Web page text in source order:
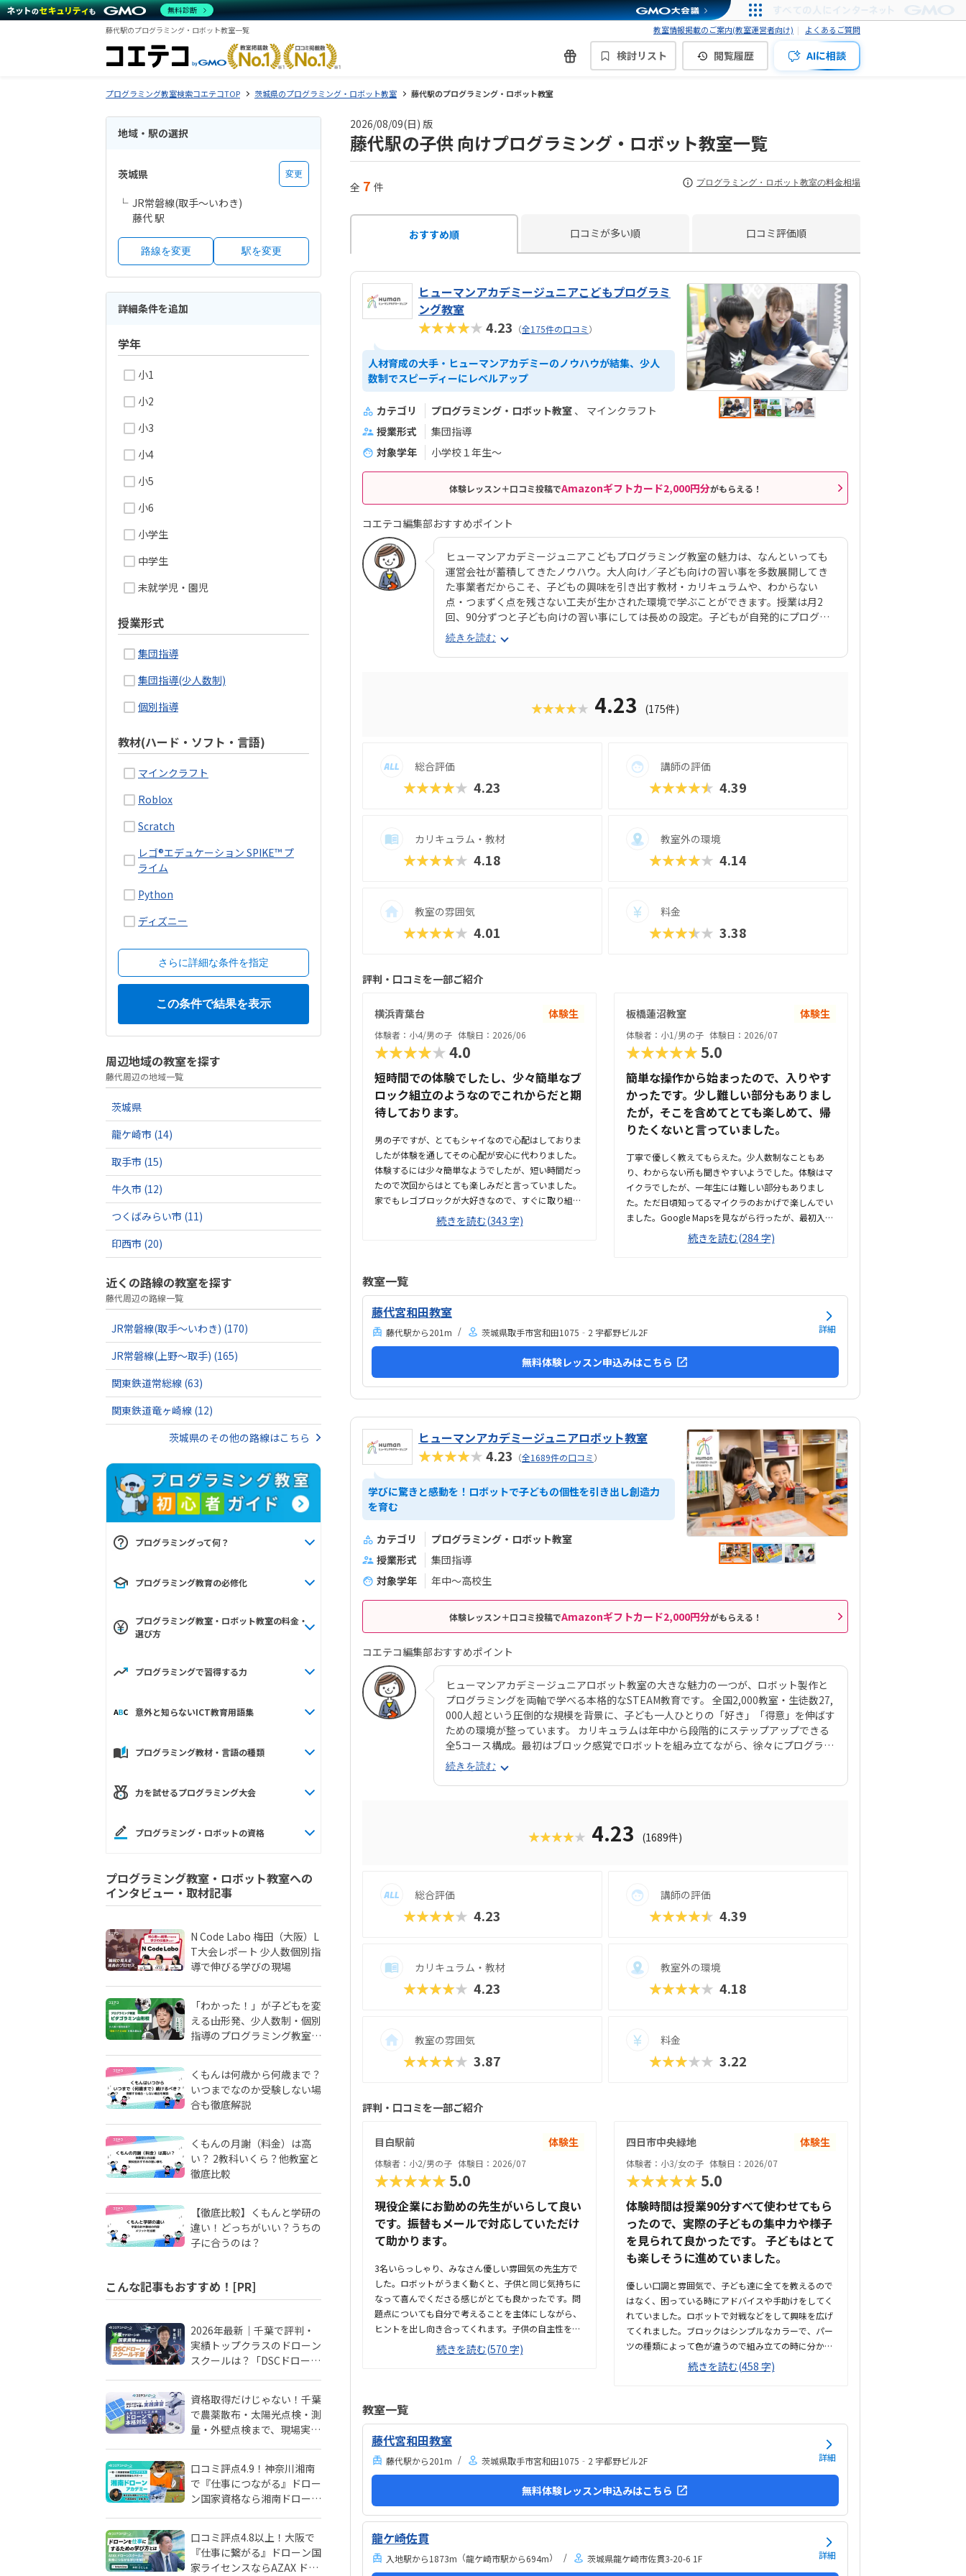
藤代駅のプログラミング・ロボット教室一覧 教室情報掲載のご案内(教室運営者向け) よくあるご質問
検討リスト 閲覧履歴 AIに相談
プログラミング教室検索コエテコTOP 茨城県のプログラミング・ロボット教室 藤代駅のプログラミング・ロボット教室
地域・駅の選択
茨城県 変更
JR常磐線(取手～いわき)
藤代 駅
路線を変更 駅を変更
詳細条件を追加
学年
小1
小2
小3
小4
小5
小6
小学生
中学生
未就学児・園児
授業形式
集団指導
集団指導(少人数制)
個別指導
教材(ハード・ソフト・言語)
マインクラフト
Roblox
Scratch
レゴ®エデュケーション SPIKE™ プ
ライム
Python
ディズニー
さらに詳細な条件を指定
周辺地域の教室を探す
藤代周辺の地域一覧
茨城県
龍ケ崎市 (14)
取手市 (15)
牛久市 (12)
つくばみらい市 (11)
印西市 (20)
近くの路線の教室を探す
藤代周辺の路線一覧
JR常磐線(取手～いわき) (170)
JR常磐線(上野～取手) (165)
関東鉄道常総線 (63)
関東鉄道竜ヶ崎線 (12)
茨城県のその他の路線はこちら
プログラミングって何？
プログラミング教育の必修化
プログラミング教室・ロボット教室の料金・
選び方
プログラミングで習得する力
意外と知らないICT教育用語集
プログラミング教材・言語の種類
力を試せるプログラミング大会
プログラミング・ロボットの資格
プログラミング教室・ロボット教室への
インタビュー・取材記事
N Code Labo 梅田（大阪）L
T大会レポート 少人数個別指
導で伸びる学びの現場
「わかった！」が子どもを変
える――山形発、少人数制・個別
指導のプログラミング教室
くもんは何歳から何歳まで？
いつまでなのか受験しない場
合も徹底解説
くもんの月謝（料金）は高
い？ 2教科いくら？他教室と
徹底比較
【徹底比較】くもんと学研の
違い！どっちがいい？うちの
子に合うのは？
こんな記事もおすすめ！[PR]
2026年最新｜千葉で評判・
実績トップクラスのドローン
スクールは？「DSCドローン
資格取得だけじゃない！千葉
で農薬散布・太陽光点検・測
量・外壁点検まで、現場実務
口コミ評点4.9！神奈川湘南
で『仕事につながる』ドロー
ン国家資格なら湘南ドローン
口コミ評点4.8以上！大阪で
『仕事に繋がる』ドローン国
家ライセンスならAZAX ドロ
2026/08/09(日) 版
藤代駅の子供 向けプログラミング・ロボット教室一覧
全 7 件 プログラミング・ロボット教室の料金相場
おすすめ順 口コミが多い順 口コミ評価順
ヒューマンアカデミージュニアこどもプログラミ
ング教室
★★★★★4.23 （全175件の口コミ）
人材育成の大手・ヒューマンアカデミーのノウハウが結集、少人
数制でスピーディーにレベルアップ
カテゴリ プログラミング・ロボット教室
マインクラフト
授業形式
集団指導
対象学年
小学校１年生〜
体験レッスン＋口コミ投稿でAmazonギフトカード2,000円分がもらえる！
コエテコ編集部おすすめポイント
ヒューマンアカデミージュニアこどもプログラミング教室の魅力は、なんといっても
運営会社が蓄積してきたノウハウ。大人向け／子ども向けの習い事を多数展開してき
た事業者だからこそ、子どもの興味を引き出す教材・カリキュラムや、わからない
点・つまずく点を残さない工夫が生かされた環境で学ぶことができます。授業は月2
回、90分ずつと子ども向けの習い事にしては長めの設定。子どもが自発的にプログラ
ムを書き、試行錯誤（トライアンドエラー）を繰り返せるようにこの時間になってい
るそうです。カリキュラムは全5年構成で、で、初心者や女の子でもとっつきやすいビ
ジュアルプログラミングツール「Scratch（スクラッチ）」から初めて、エンジニアが
自宅でまったくパソコンをさわったことのないお子さんでも戸惑うことなく授業に入
続きを読む
★★★★★ 4.23 (175件)
総合評価
★★★★★ 4.23
講師の評価
★★★★★ 4.39
カリキュラム・教材
★★★★★ 4.18
教室外の環境
★★★★★ 4.14
教室の雰囲気
★★★★★ 4.01
料金
★★★★★ 3.38
評判・口コミを一部ご紹介
横浜青葉台 体験生
体験者：小4/男の子 体験日：2026/06
★★★★★4.0
短時間での体験でしたし、少々簡単なブ
ロック組立のようなのでこれからだと期
待しております。
男の子ですが、とてもシャイなので心配はしておりま
したが体験を通してその心配が安心に代わりました。
体験するには少々簡単なようでしたが、短い時間だっ
たので次回からはとても楽しみだと言っていました。
家でもレゴブロックが大好きなので、すぐに取り組む
ことができたようです。駐車するには少々不便だと感
じましたが、基本は本人の送迎だけになるので問題な
供の人数には狭いのではないかと思いました。せめて
1か月3回 もしくは90分ではなく120分だといいかな
と、プログラミング教室は週1回の月4回でしたので、
少し高いと感じました。まだ短時間での体験でしたの
で、これから良い点が増えてくるのではないかと思い
ます。
続きを読む(343 字)
板橋蓮沼教室 体験生
体験者：小1/男の子 体験日：2026/07
★★★★★5.0
簡単な操作から始まったので、入りやす
かったです。少し難しい部分もありまし
たが，そこを含めてとても楽しめて、帰
りたくないと言っていました。
丁寧で優しく教えてもらえた。少人数制なこともあ
り、わからない所も聞きやすいようでした。体験はマ
イクラでしたが、一年生には難しい部分もありまし
た。ただ日頃知ってるマイクラのおかげで楽しんでい
ました。Google Mapsを見ながら行ったが、最初入口
側からなかった。エレベーターはない。扉を開ける前
後で印象が全然違いました。とても綺麗で、広々とし
回にしては高い。他の習い事もしているので悩みどこ
続きを読む(284 字)
教室一覧
藤代宮和田教室
藤代駅から201m 茨城県取手市宮和田1075‐2 宇都野ビル2F 詳細
無料体験レッスン申込みはこちら
ヒューマンアカデミージュニアロボット教室
★★★★★4.23 （全1689件の口コミ）
学びに驚きと感動を！ロボットで子どもの個性を引き出し創造力
を育む
カテゴリ
プログラミング・ロボット教室
授業形式
集団指導
対象学年
年中～高校生
体験レッスン＋口コミ投稿でAmazonギフトカード2,000円分がもらえる！
コエテコ編集部おすすめポイント
ヒューマンアカデミージュニアロボット教室の大きな魅力の一つが、ロボット製作と
プログラミングを両軸で学べる本格的なSTEAM教育です。 全国2,000教室・生徒数27,
000人超という圧倒的な規模を背景に、子ども一人ひとりの「好き」「得意」を伸ばす
ための環境が整っています。 カリキュラムは年中から段階的にステップアップできる
全5コース構成。最初はブロック感覚でロボットを組み立てながら、徐々にプログラミ
ング要素も加わっていきます。 使用する教材は、ロボットクリエイター・高橋智隆先
生と共同開発されたオリジナルキットです。70種類以上のロボットが作れるパーツ構
成で、飽きずに続けやすい点も特徴です。 月2回の90分授業では、ロボットを完成させ
行錯誤しながらロボットを動かす経験は、創造力や論理的思考力を育むだけでなく、
続きを読む
★★★★★ 4.23 (1689件)
総合評価
★★★★★ 4.23
講師の評価
★★★★★ 4.39
カリキュラム・教材
★★★★★ 4.23
教室外の環境
★★★★★ 4.18
教室の雰囲気
★★★★★ 3.87
料金
★★★★★ 3.22
評判・口コミを一部ご紹介
目白駅前 体験生
体験者：小2/男の子 体験日：2026/07
★★★★★5.0
現役企業にお勤めの先生がいらして良い
です。振替もメールで対応していただけ
て助かります。
3名いらっしゃり、みなさん優しい雰囲気の先生方で
した。ロボットがうまく動くと、子供と同じ気持ちに
なって喜んでくださる感じがとても良かったです。問
題点についても自分で考えることを主体にしながら、
ヒントを出し向き合ってくれます。子供の自主性を重
んじている雰囲気が良いと感じました。ただ子供に全
て丸投げではなく、広い机の上に「教科書とキットを
もヒントをいただきながら、自分で教科書を読んで作
り上げていました。駅近くですが、静かな環境です。
急な坂道があるので、暑い夏など、重いキットを背負
っていく小さな子供には少し大変かも。清潔で、安心
できました。入室したら必ず手を洗うルールも良いで
す。教室にある教科書などもきちんと整理整頓されて
います。キット代が兄弟割引で半額になりました。入
会金も無料に。欲を言えば、...
続きを読む(570 字)
四日市中央緑地 体験生
体験者：小3/女の子 体験日：2026/07
★★★★★5.0
体験時間は授業90分すべて使わせてもら
ったので、実際の子どもの集中力や様子
を見られて良かったです。 子どもはとて
も楽しそうに進めていました。
優しい口調と雰囲気で、子ども達に全てを教えるので
はなく、困っている時にアドバイスや手助けをしてく
れていました。ロボットで対戦などをして興味を広げ
てくれました。ブロックはシンプルなカラーで、パー
ツの種類によって色が違うので組み立ての時に分かり
やすそうでした。子どもが興味を持ちそうなロボット
の形や動きがあり良かったです。駐車場は停めやす
と思いました。教室はシンプルで余計なものが置いて
を1日に2コマとれたり、翌月に回したりできるのは助
かります。料金は今の物価で考えれば高いとは思いま
どもが自発的にどんどん作り進めていったのには正直
続きを読む(458 字)
教室一覧
藤代宮和田教室
藤代駅から201m 茨城県取手市宮和田1075‐2 宇都野ビル2F 詳細
無料体験レッスン申込みはこちら
龍ケ崎佐貫
入地駅から1873m （龍ケ崎市駅から694m） 茨城県龍ケ崎市佐貫3-20-6 1F 詳細
無料診断